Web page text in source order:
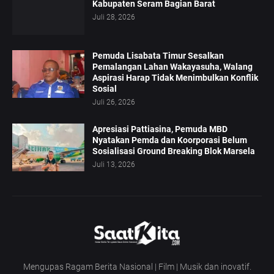
Kabupaten Seram Bagian Barat
Juli 28, 2026
Pemuda Lisabata Timur Sesalkan
Pemalangan Lahan Wakayasuha, Walang
Aspirasi Harap Tidak Menimbulkan Konflik
Sosial
Juli 26, 2026
Apresiasi Pattiasina, Pemuda MBD
Nyatakan Pemda dan Koorporasi Belum
Sosialisasi Ground Breaking Blok Marsela
Juli 13, 2026
Mengupas Ragam Berita Nasional | Film | Musik dan inovatif.